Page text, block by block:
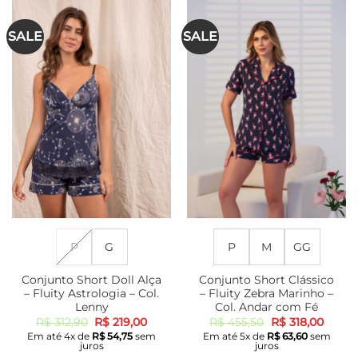
SALE
P G
Conjunto Short Doll Alça
– Fluity Astrologia – Col.
Lenny
R$312,90 O
preço
original
era:
R$ 219,00O
preço
atual
Em até 4x de R$54,75 sem
juros
SALE
P M GG
Conjunto Short Clássico
– Fluity Zebra Marinho –
Col. Andar com Fé
R$455,50 O
preço
original
era:
R$318,00O
preço
atual
Em até 5x de R$63,60sem
juros